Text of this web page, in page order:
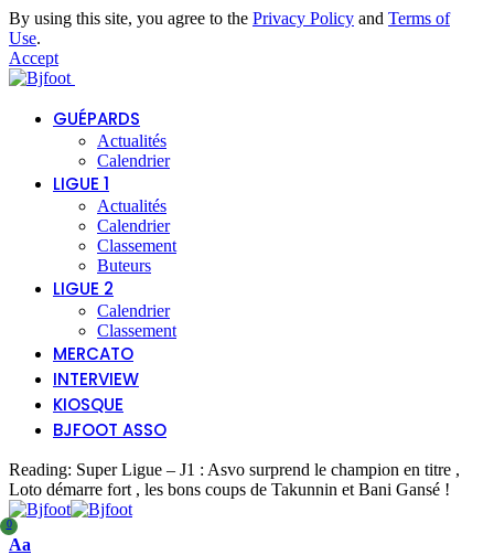
By using this site, you agree to the Privacy Policy and Terms of
Use.
Accept
GUÉPARDS
Actualités
Calendrier
LIGUE 1
Actualités
Calendrier
Classement
Buteurs
LIGUE 2
Calendrier
Classement
MERCATO
INTERVIEW
KIOSQUE
BJFOOT ASSO
Reading: Super Ligue – J1 : Asvo surprend le champion en titre ,
Loto démarre fort , les bons coups de Takunnin et Bani Gansé !
0
Font
Aa